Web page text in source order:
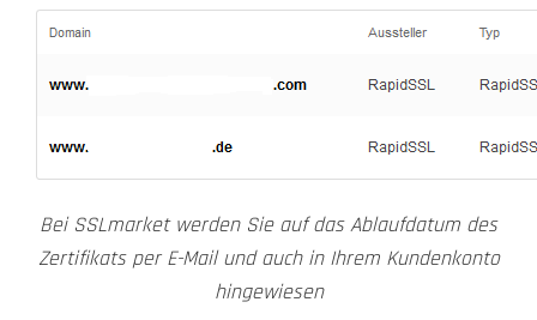
Bei SSLmarket werden Sie auf das Ablaufdatum des
Zertifikats per E-Mail und auch in Ihrem Kundenkonto
hingewiesen